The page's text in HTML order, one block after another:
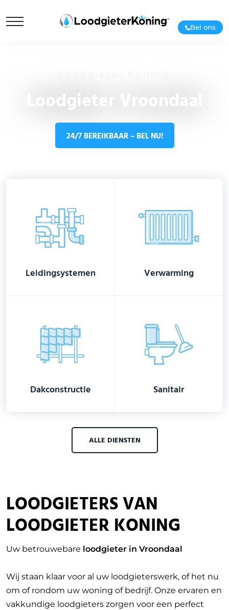
Bel ons
Loodgieter Vroondaal
24/7 BEREIKBAAR – BEL NU!
Leidingsystemen Verwarming
Dakconstructie Sanitair
ALLE DIENSTEN
LOODGIETERS VAN
LOODGIETER KONING
Uw betrouwebare loodgieter in Vroondaal
Wij staan klaar voor al uw loodgieterswerk, of het nu
om of rondom uw woning of bedrijf. Onze ervaren en
vakkundige loodgieters zorgen voor een perfect